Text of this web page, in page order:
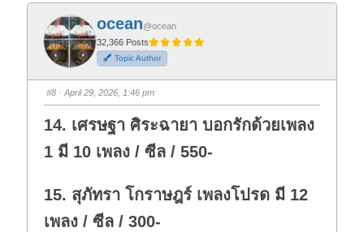
k
f
o
r
t
h
u
m
b
d
o
n
.
k
o
t
h
u
m
b
u
p
ocean@ocean
32,366 Posts
Topic Author
#8 · April 29, 2026, 1:46 pm
14. เศรษฐา ศิระฉายา บอกรักด้วยเพลง
1 มี 10 เพลง / ซีล / 550-
15. สุภัทรา โกราษฎร์ เพลงโปรด มี 12
เพลง / ซีล / 300-